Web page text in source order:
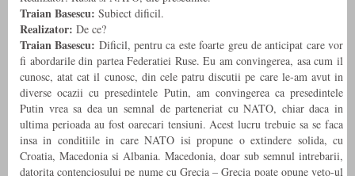
Traian Basescu: Subiect dificil.
Realizator: De ce?
Traian Basescu: Dificil, pentru ca este foarte greu de anticipat care vor
fi abordarile din partea Federatiei Ruse. Eu am convingerea, asa cum il
cunosc, atat cat il cunosc, din cele patru discutii pe care le-am avut in
diverse ocazii cu presedintele Putin, am convingerea ca presedintele
Putin vrea sa dea un semnal de parteneriat cu NATO, chiar daca in
ultima perioada au fost oarecari tensiuni. Acest lucru trebuie sa se faca
insa in conditiile in care NATO isi propune o extindere solida, cu
Croatia, Macedonia si Albania. Macedonia, doar sub semnul intrebarii,
datorita contenciosului pe nume cu Grecia – Grecia poate opune veto-ul